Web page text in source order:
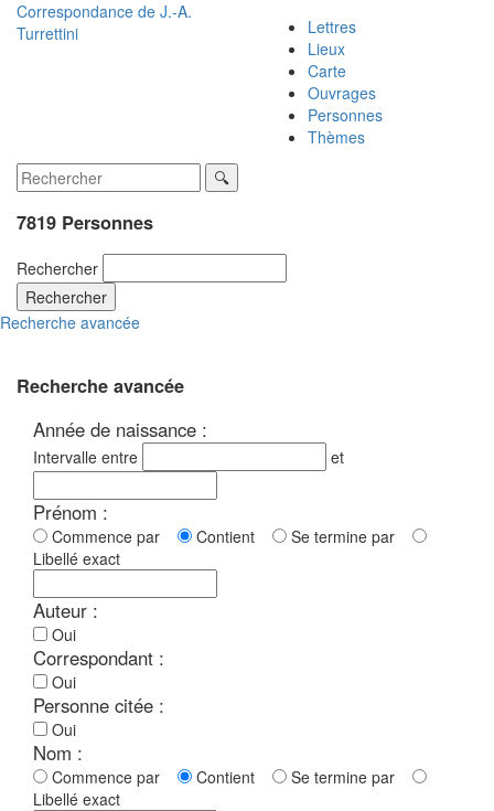
Correspondance de J.-A.
Turrettini
Lettres
Lieux
Carte
Ouvrages
Personnes
Thèmes
7819 Personnes
Rechercher
Rechercher
Recherche avancée
Recherche avancée
Année de naissance :
Intervalle entre et
Prénom :
Commence par Contient
Se termine par
Libellé exact
Auteur :
Oui
Correspondant :
Oui
Personne citée :
Oui
Nom :
Commence par Contient
Se termine par
Libellé exact